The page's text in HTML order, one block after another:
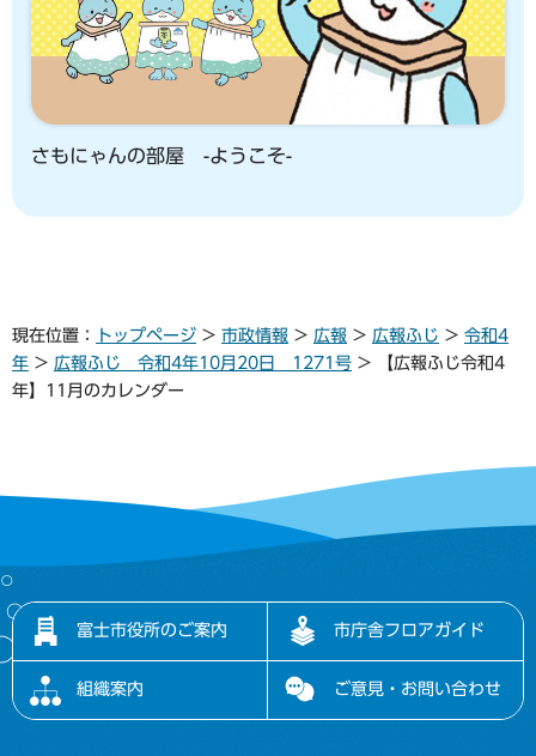
さもにゃんの部屋 -ようこそ-
現在位置： トップページ > 市政情報 > 広報 > 広報ふじ > 令和4
年 > 広報ふじ 令和4年10月20日 1271号 > 【広報ふじ令和4
年】11月のカレンダー
富士市役所のご案内 市庁舎フロアガイド
組織案内 ご意見・お問い合わせ